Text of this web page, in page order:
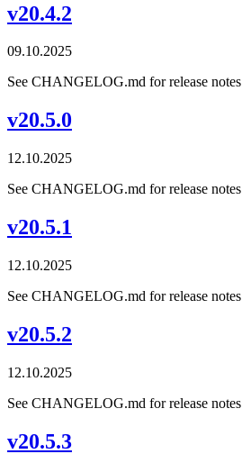
v20.4.2
09.10.2025
See CHANGELOG.md for release notes
v20.5.0
12.10.2025
See CHANGELOG.md for release notes
v20.5.1
12.10.2025
See CHANGELOG.md for release notes
v20.5.2
12.10.2025
See CHANGELOG.md for release notes
v20.5.3